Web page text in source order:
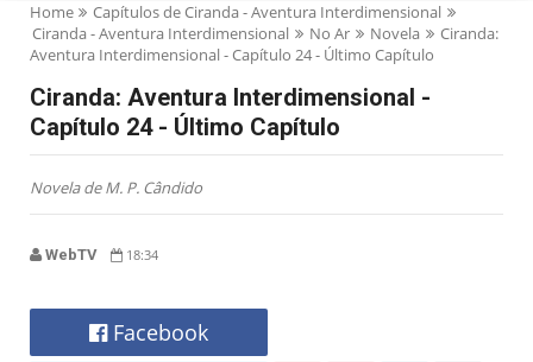
Home
Capítulos de Ciranda - Aventura Interdimensional
Ciranda - Aventura Interdimensional
No Ar Novela
Ciranda:
Aventura Interdimensional - Capítulo 24 - Último Capítulo
Ciranda: Aventura Interdimensional -
Capítulo 24 - Último Capítulo
Novela de M. P. Cândido
WebTV 18:34
Facebook